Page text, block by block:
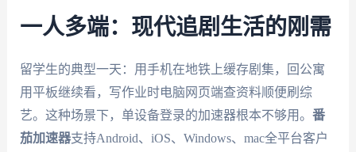
一人多端：现代追剧生活的刚需
留学生的典型一天：用手机在地铁上缓存剧集，回公寓
用平板继续看，写作业时电脑网页端查资料顺便刷综
艺。这种场景下，单设备登录的加速器根本不够用。 番
茄加速器支持Android、iOS、Windows、mac全平台客户